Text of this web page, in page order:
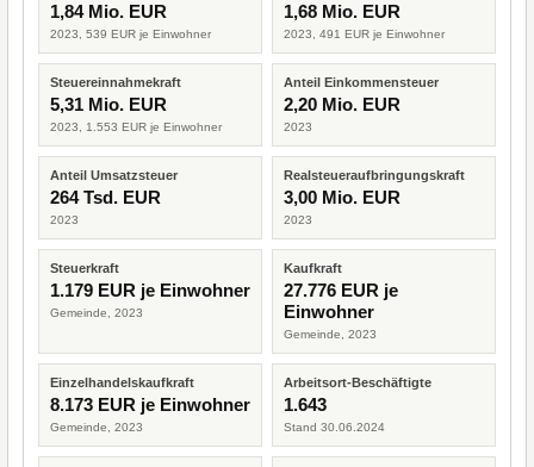
1,84 Mio. EUR
2023, 539 EUR je Einwohner
1,68 Mio. EUR
2023, 491 EUR je Einwohner
Steuereinnahmekraft
5,31 Mio. EUR
2023, 1.553 EUR je Einwohner
Anteil Einkommensteuer
2,20 Mio. EUR
2023
Anteil Umsatzsteuer
264 Tsd. EUR
2023
Realsteueraufbringungskraft
3,00 Mio. EUR
2023
Steuerkraft
1.179 EUR je Einwohner
Gemeinde, 2023
Kaufkraft
27.776 EUR je
Einwohner
Gemeinde, 2023
Einzelhandelskaufkraft
8.173 EUR je Einwohner
Gemeinde, 2023
Arbeitsort-Beschäftigte
1.643
Stand 30.06.2024